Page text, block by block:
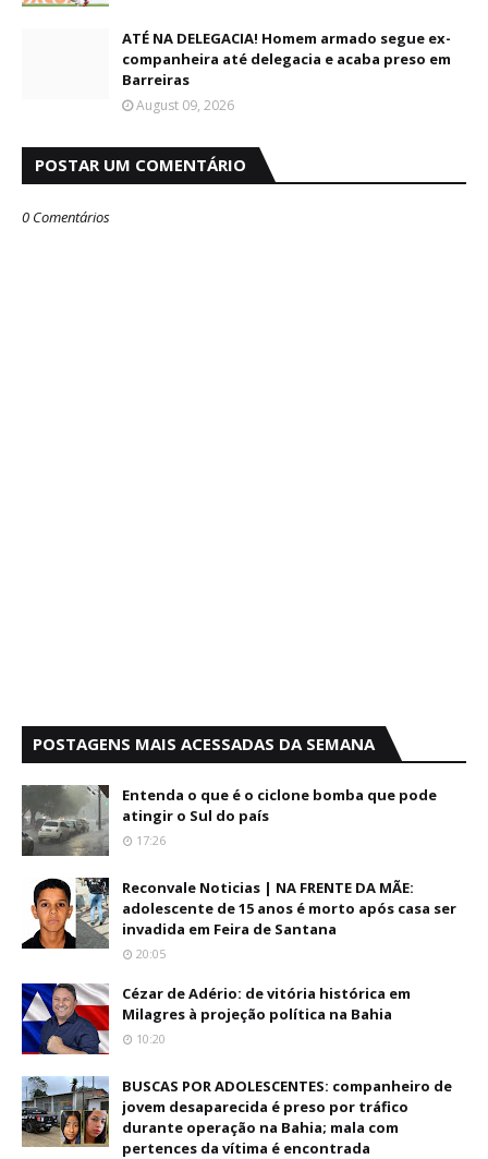
ATÉ NA DELEGACIA! Homem armado segue ex-
companheira até delegacia e acaba preso em
Barreiras
August 09, 2026
POSTAR UM COMENTÁRIO
0 Comentários
POSTAGENS MAIS ACESSADAS DA SEMANA
Entenda o que é o ciclone bomba que pode
atingir o Sul do país
17:26
Reconvale Noticias | NA FRENTE DA MÃE:
adolescente de 15 anos é morto após casa ser
invadida em Feira de Santana
20:05
Cézar de Adério: de vitória histórica em
Milagres à projeção política na Bahia
10:20
BUSCAS POR ADOLESCENTES: companheiro de
jovem desaparecida é preso por tráfico
durante operação na Bahia; mala com
pertences da vítima é encontrada